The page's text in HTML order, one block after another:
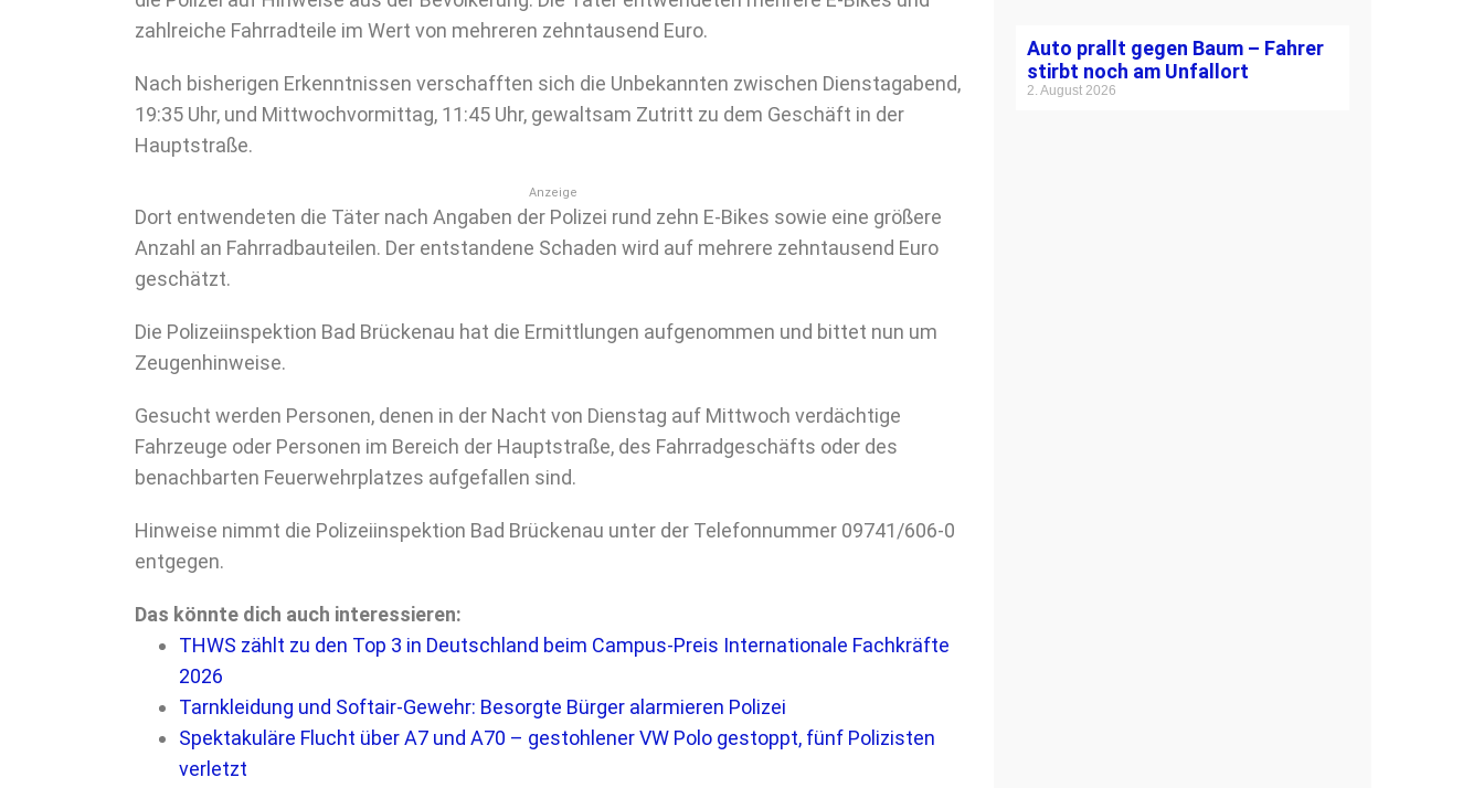
zahlreiche Fahrradteile im Wert von mehreren zehntausend Euro.
Nach bisherigen Erkenntnissen verschafften sich die Unbekannten zwischen Dienstagabend,
19:35 Uhr, und Mittwochvormittag, 11:45 Uhr, gewaltsam Zutritt zu dem Geschäft in der
Hauptstraße.
Anzeige
Dort entwendeten die Täter nach Angaben der Polizei rund zehn E-Bikes sowie eine größere
Anzahl an Fahrradbauteilen. Der entstandene Schaden wird auf mehrere zehntausend Euro
geschätzt.
Die Polizeiinspektion Bad Brückenau hat die Ermittlungen aufgenommen und bittet nun um
Zeugenhinweise.
Gesucht werden Personen, denen in der Nacht von Dienstag auf Mittwoch verdächtige
Fahrzeuge oder Personen im Bereich der Hauptstraße, des Fahrradgeschäfts oder des
benachbarten Feuerwehrplatzes aufgefallen sind.
Hinweise nimmt die Polizeiinspektion Bad Brückenau unter der Telefonnummer 09741/606-0
entgegen.
Das könnte dich auch interessieren:
THWS zählt zu den Top 3 in Deutschland beim Campus-Preis Internationale Fachkräfte
2026
Tarnkleidung und Softair-Gewehr: Besorgte Bürger alarmieren Polizei
Spektakuläre Flucht über A7 und A70 – gestohlener VW Polo gestoppt, fünf Polizisten
verletzt
Auto prallt gegen Baum – Fahrer
stirbt noch am Unfallort
2. August 2026